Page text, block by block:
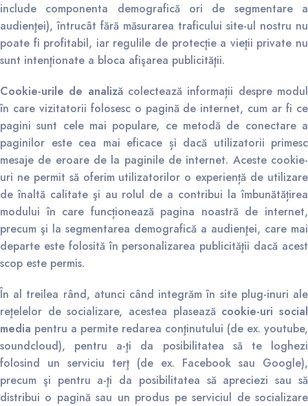
include componenta demografică ori de segmentare a
audienţei), întrucât fără măsurarea traficului site-ul nostru nu
poate fi profitabil, iar regulile de protecţie a vieţii private nu
sunt intenţionate a bloca afişarea publicităţii.
Cookie-urile de analizăcolectează informații despre modul
în care vizitatorii folosesc o pagină de internet, cum ar fi ce
pagini sunt cele mai populare, ce metodă de conectare a
paginilor este cea mai eficace și dacă utilizatorii primesc
mesaje de eroare de la paginile de internet. Aceste cookie-
uri ne permit să oferim utilizatorilor o experiență de utilizare
de înaltă calitate şi au rolul de a contribui la îmbunătățirea
modului în care funcționează pagina noastră de internet,
precum şi la segmentarea demografică a audienţei, care mai
departe este folosită în personalizarea publicităţii dacă acest
scop este permis.
În al treilea rând, atunci când integrăm în site plug-inuri ale
reţelelor de socializare, acestea plasează cookie-uri social
media pentru a permite redarea conţinutului (de ex. youtube,
soundcloud), pentru a-ţi da posibilitatea să te loghezi
folosind un serviciu terţ (de ex. Facebook sau Google),
precum şi pentru a-ţi da posibilitatea să apreciezi sau să
distribui o pagină sau un produs pe serviciul de socializare